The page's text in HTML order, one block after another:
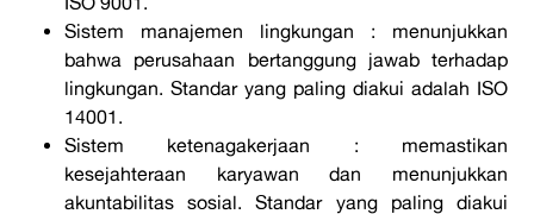
Sistem manajemen lingkungan : menunjukkan
bahwa perusahaan bertanggung jawab terhadap
lingkungan. Standar yang paling diakui adalah ISO
14001.
Sistem ketenagakerjaan : memastikan
kesejahteraan karyawan dan menunjukkan
akuntabilitas sosial. Standar yang paling diakui